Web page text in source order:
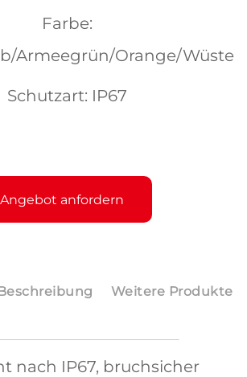
Farbe:
Armeegrün/Orange/Wüste
Schutzart: IP67
Angebot anfordern
Weitere Produkte
nach IP67, bruchsicher